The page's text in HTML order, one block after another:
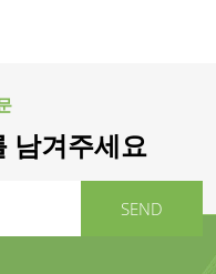
남겨주세요